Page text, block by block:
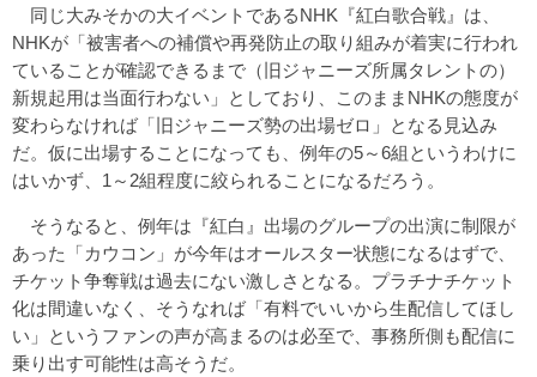
同じ大みそかの大イベントであるNHK『紅白歌合戦』は、
NHKが「被害者への補償や再発防止の取り組みが着実に行われ
ていることが確認できるまで（旧ジャニーズ所属タレントの）
新規起用は当面行わない」としており、このままNHKの態度が
変わらなければ「旧ジャニーズ勢の出場ゼロ」となる見込み
だ。仮に出場することになっても、例年の5～6組というわけに
はいかず、1～2組程度に絞られることになるだろう。
そうなると、例年は『紅白』出場のグループの出演に制限が
あった「カウコン」が今年はオールスター状態になるはずで、
チケット争奪戦は過去にない激しさとなる。プラチナチケット
化は間違いなく、そうなれば「有料でいいから生配信してほし
い」というファンの声が高まるのは必至で、事務所側も配信に
乗り出す可能性は高そうだ。